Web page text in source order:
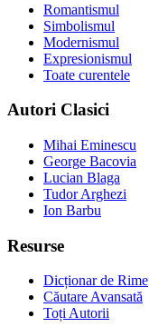
Romantismul
Simbolismul
Modernismul
Expresionismul
Toate curentele
Autori Clasici
Mihai Eminescu
George Bacovia
Lucian Blaga
Tudor Arghezi
Ion Barbu
Resurse
Dicționar de Rime
Căutare Avansată
Toți Autorii